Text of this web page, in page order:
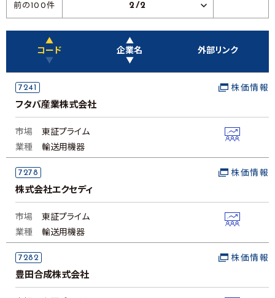
前の100件 2/2
▲
コード
▼
▲
企業名
▼
外部リンク
7241
フタバ産業株式会社
株価情報
市場
東証プライム
業種
輸送用機器
7278
株式会社エクセディ
株価情報
市場
東証プライム
業種
輸送用機器
7282
豊田合成株式会社
株価情報